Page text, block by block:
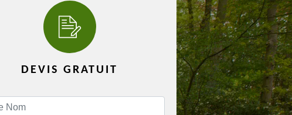
DEVIS GRATUIT